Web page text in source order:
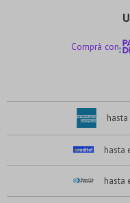
Comprá con
hasta
hasta
hasta